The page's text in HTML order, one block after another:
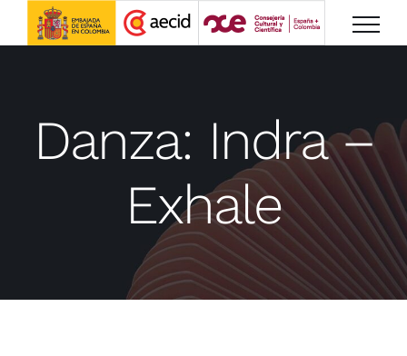
Saltar
Danza: Indra –
Exhale